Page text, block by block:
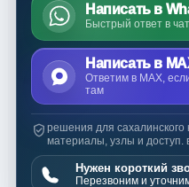
Написать в
Быстрый ответ в
Написать в
Ответим в MAX,
там
решения для
материалы, узлы и доступ.
Нужен короткий
Перезвоним и